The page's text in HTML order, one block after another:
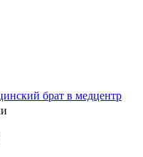
брат в медцентр